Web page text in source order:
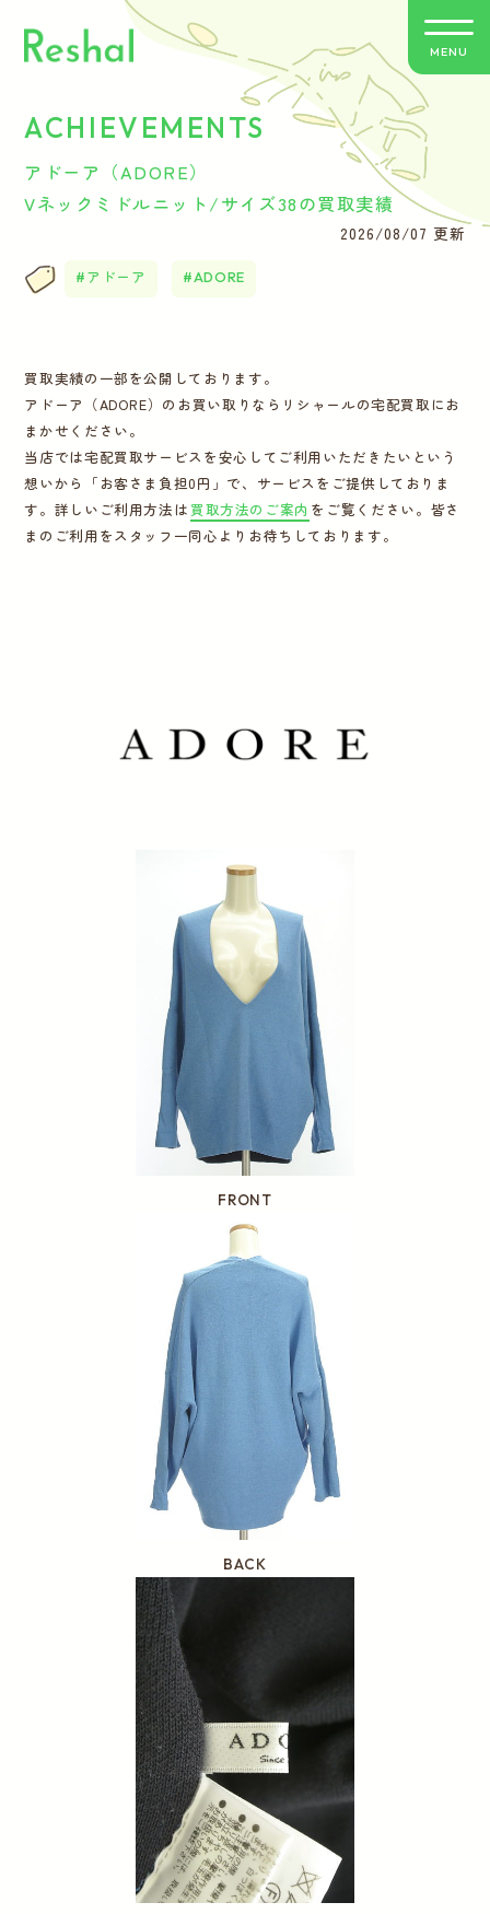
リシャールの特徴
買取方法のご案内
お客さまの声
バイヤー紹介
運営会社
MENU
ACHIEVEMENTS
アドーア（ADORE）
Vネックミドルニット/サイズ38の買取実績
2026/08/07 更新
アドーア ADORE
買取実績の一部を公開しております。
アドーア（ADORE）のお買い取りならリシャールの宅配買取にお
まかせください。
当店では宅配買取サービスを安心してご利用いただきたいという
想いから「お客さま負担0円」で、サービスをご提供しておりま
す。詳しいご利用方法は 買取方法のご案内 をご覧ください。皆さ
まのご利用をスタッフ一同心よりお待ちしております。
FRONT
BACK